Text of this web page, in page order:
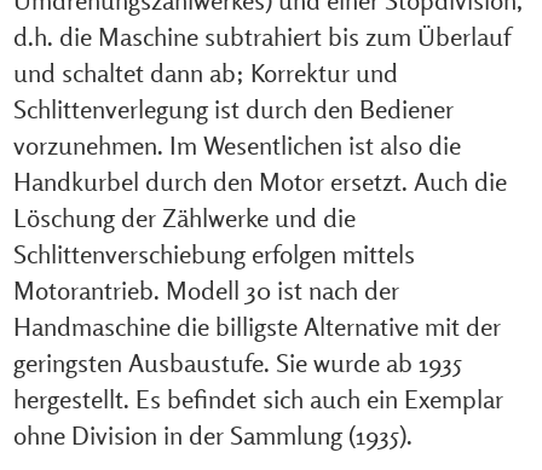
d.h. die Maschine subtrahiert bis zum Überlauf
und schaltet dann ab; Korrektur und
Schlittenverlegung ist durch den Bediener
vorzunehmen. Im Wesentlichen ist also die
Handkurbel durch den Motor ersetzt. Auch die
Löschung der Zählwerke und die
Schlittenverschiebung erfolgen mittels
Motorantrieb. Modell 30 ist nach der
Handmaschine die billigste Alternative mit der
geringsten Ausbaustufe. Sie wurde ab 1935
hergestellt. Es befindet sich auch ein Exemplar
ohne Division in der Sammlung (1935).